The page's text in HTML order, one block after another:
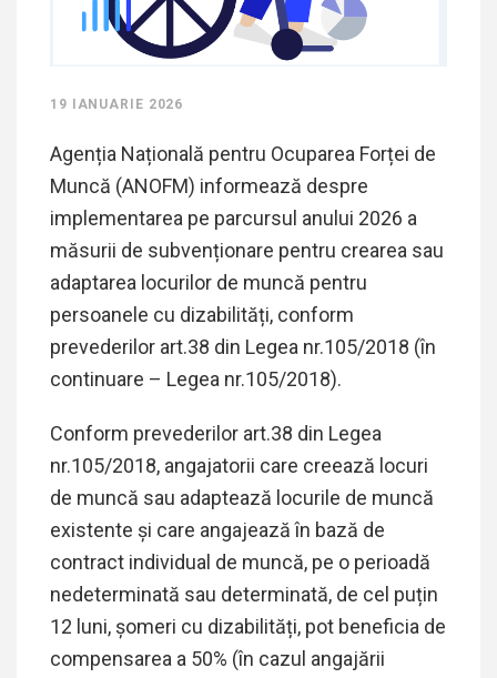
19 IANUARIE 2026
Agenția Națională pentru Ocuparea Forței de
Muncă (ANOFM) informează despre
implementarea pe parcursul anului 2026 a
măsurii de subvenționare pentru crearea sau
adaptarea locurilor de muncă pentru
persoanele cu dizabilități, conform
prevederilor art.38 din Legea nr.105/2018 (în
continuare – Legea nr.105/2018).
Conform prevederilor art.38 din Legea
nr.105/2018, angajatorii care creează locuri
de muncă sau adaptează locurile de muncă
existente și care angajează în bază de
contract individual de muncă, pe o perioadă
nedeterminată sau determinată, de cel puțin
12 luni, șomeri cu dizabilități, pot beneficia de
compensarea a 50% (în cazul angajării